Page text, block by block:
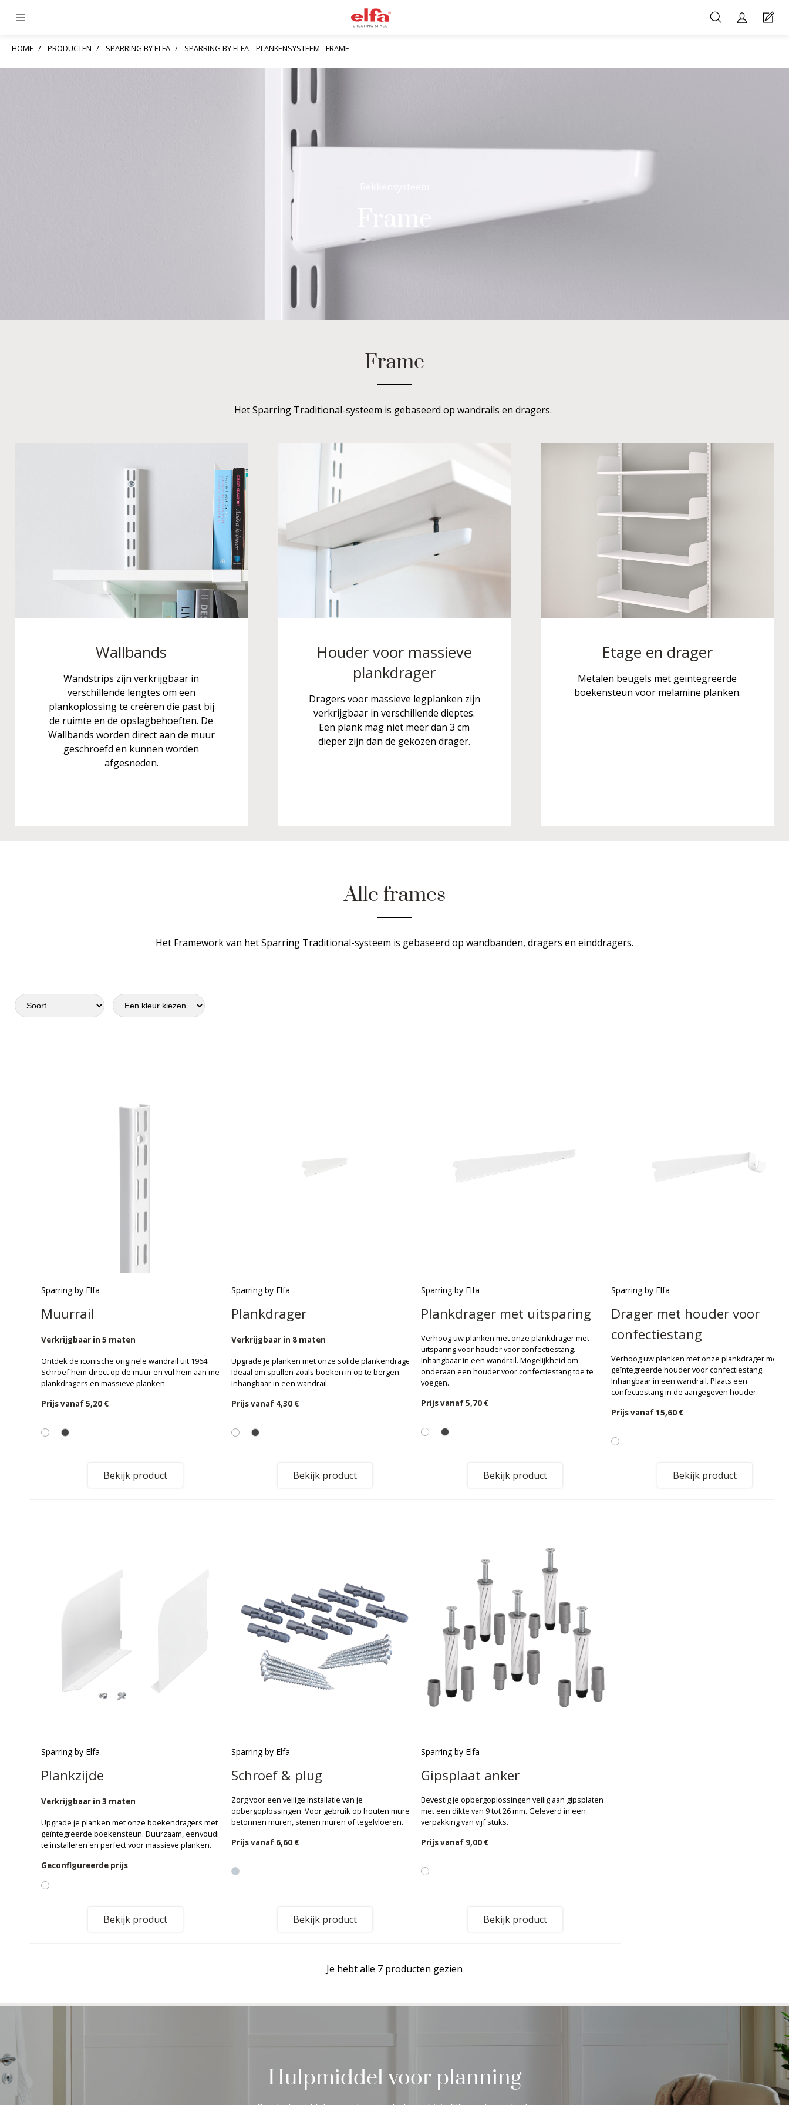
HOME PRODUCTEN SPARRING BY ELFA SPARRING BY ELFA – PLANKENSYSTEEM - FRAME
Frame
Frame
Het Sparring Traditional-systeem is gebaseerd op wandrails en dragers.
Wallbands
Wandstrips zijn verkrijgbaar in
verschillende lengtes om een
plankoplossing te creëren die past bij
de ruimte en de opslagbehoeften. De
Wallbands worden direct aan de muur
geschroefd en kunnen worden
afgesneden.
Houder voor massieve
plankdrager
Dragers voor massieve legplanken zijn
verkrijgbaar in verschillende dieptes.
Een plank mag niet meer dan 3 cm
dieper zijn dan de gekozen drager.
Etage en drager
Metalen beugels met geïntegreerde
boekensteun voor melamine planken.
Alle frames
Het Framework van het Sparring Traditional-systeem is gebaseerd op wandbanden, dragers en einddragers.
Sparring by Elfa
Muurrail
Verkrijgbaar in 5 maten
Ontdek de iconische originele wandrail uit 1964.
Schroef hem direct op de muur en vul hem aan met
plankdragers en massieve planken.
Prijs vanaf5,20 €
Bekijk product
Sparring by Elfa
Plankdrager
Verkrijgbaar in 8 maten
Upgrade je planken met onze solide plankendrager.
Ideaal om spullen zoals boeken in op te bergen.
Inhangbaar in een wandrail.
Prijs vanaf 4,30 €
Bekijk product
Sparring by Elfa
Plankdrager met uitsparing
Verhoog uw planken met onze plankdrager met
uitsparing voor houder voor confectiestang.
Inhangbaar in een wandrail. Mogelijkheid om
onderaan een houder voor confectiestang toe te
voegen.
Prijs vanaf5,70 €
Bekijk product
Sparring by Elfa
Drager met houder voor
confectiestang
Verhoog uw planken met onze plankdrager met
geïntegreerde houder voor confectiestang.
Inhangbaar in een wandrail. Plaats een
confectiestang in de aangegeven houder.
Prijs vanaf15,60 €
Bekijk product
Sparring by Elfa
Plankzijde
Verkrijgbaar in 3 maten
Upgrade je planken met onze boekendragers met
geïntegreerde boekensteun. Duurzaam, eenvoudig
te installeren en perfect voor massieve planken.
Geconfigureerde prijs
Bekijk product
Sparring by Elfa
Schroef & plug
Zorg voor een veilige installatie van je
opbergoplossingen. Voor gebruik op houten muren,
betonnen muren, stenen muren of tegelvloeren.
Prijs vanaf 6,60 €
Bekijk product
Sparring by Elfa
Gipsplaat anker
Bevestig je opbergoplossingen veilig aan gipsplaten
met een dikte van 9 tot 26 mm. Geleverd in een
verpakking van vijf stuks.
Prijs vanaf 9,00 €
Bekijk product
Je hebt alle 7 producten gezien
Hulpmiddel voor planning